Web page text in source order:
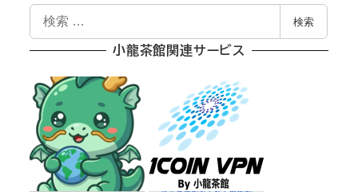
索
検索
小龍茶館関連サービス